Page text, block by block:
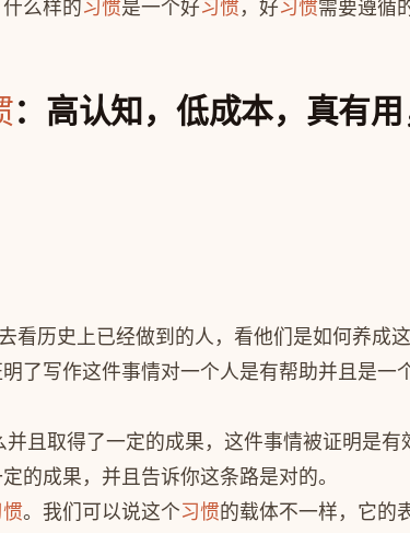
么样的习惯是一个好习惯，好习惯需要遵循
：高认知，低成本，真有用
看历史上已经做到的人，看他们是如何养成
了写作这件事情对一个人是有帮助并且是一
并且取得了一定的成果，这件事情被证明是
的成果，并且告诉你这条路是对的。
。我们可以说这个习惯的载体不一样，它的